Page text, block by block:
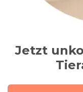
Jetzt